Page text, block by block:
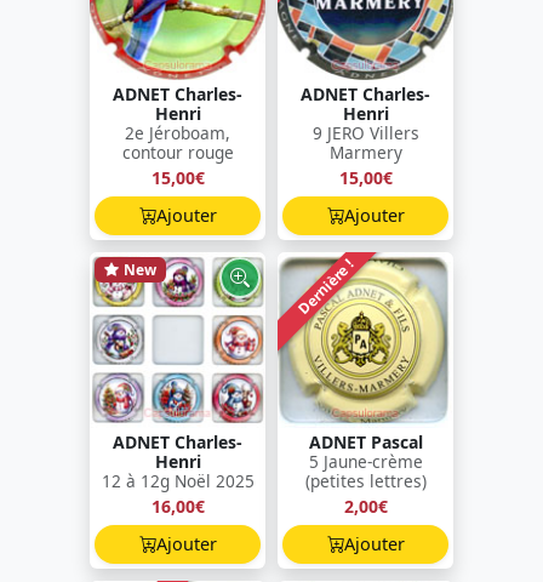
ADNET Charles-
Henri
2e Jéroboam,
contour rouge
15,00€
Ajouter
ADNET Charles-
Henri
9 JERO Villers
Marmery
15,00€
Ajouter
New
ADNET Charles-
Henri
12 à 12g Noël 2025
16,00€
Ajouter
Dernière !
ADNET Pascal
5 Jaune-crème
(petites lettres)
2,00€
Ajouter